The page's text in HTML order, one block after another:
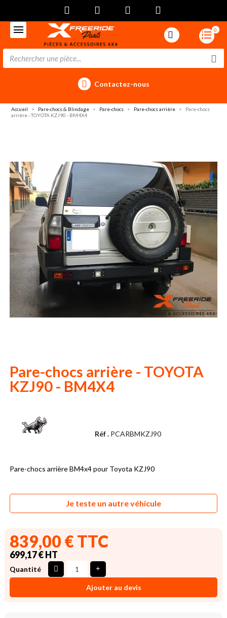
0
Contactez-nous
Accueil Pare-chocs & Blindage Pare-chocs Pare-chocs arrière
Pare-chocs
arrière - TOYOTA KZJ90 - BM4X4
Pare-chocs arrière - TOYOTA
KZJ90 - BM4X4
Réf . PCARBMKZJ90
Pare-chocs arrière BM4x4 pour Toyota KZJ90
Je teste un autre véhicule
839,00 € TTC
699,17 € HT
Quantité
Ajouter au devis